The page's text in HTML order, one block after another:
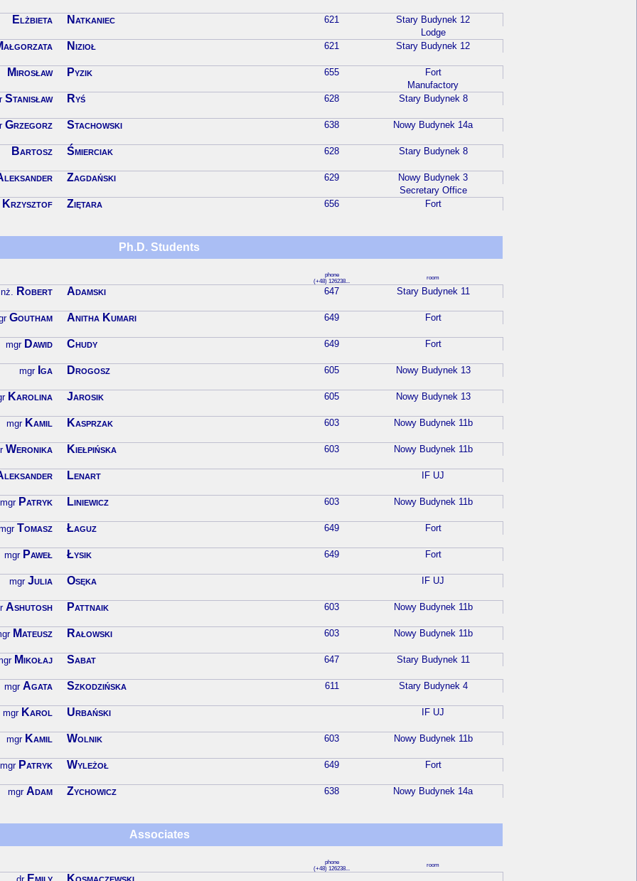
Elżbieta Natkaniec 621
Stary Budynek 12
Lodge
Nizioł 621 Stary Budynek 12
Mirosław Pyzik 655
Fort
Manufactory
Stanisław Ryś 628 Stary Budynek 8
Grzegorz Stachowski 638 Nowy Budynek 14a
Bartosz Śmierciak 628 Stary Budynek 8
Zagdański 629
Nowy Budynek 3
Secretary Office
Krzysztof Ziętara 656 Fort
Ph.D. Students
phone
(+48) 126238...
room
Robert Adamski 647 Stary Budynek 11
Goutham Anitha Kumari 649 Fort
mgr Dawid Chudy 649 Fort
mgr Iga Drogosz 605 Nowy Budynek 13
Karolina Jarosik 605 Nowy Budynek 13
mgr Kamil Kasprzak 603 Nowy Budynek 11b
Weronika Kiełpińska 603 Nowy Budynek 11b
Lenart IF UJ
mgr Patryk Liniewicz 603 Nowy Budynek 11b
Tomasz Łaguz 649 Fort
mgr Paweł Łysik 649 Fort
mgr Julia Osęka IF UJ
Ashutosh Pattnaik 603 Nowy Budynek 11b
Mateusz Rałowski 603 Nowy Budynek 11b
Mikołaj Sabat 647 Stary Budynek 11
mgr Agata Szkodzińska 611 Stary Budynek 4
mgr Karol Urbański IF UJ
mgr Kamil Wolnik 603 Nowy Budynek 11b
mgr Patryk Wyleżoł 649 Fort
mgr Adam Zychowicz 638 Nowy Budynek 14a
Associates
phone
(+48) 126238...
room